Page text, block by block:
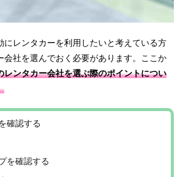
にレンタカーを利用したいと考えている方
会社を選んでおく必要があります。ここか
レンタカー会社を選ぶ際のポイントについ
確認する
を確認する